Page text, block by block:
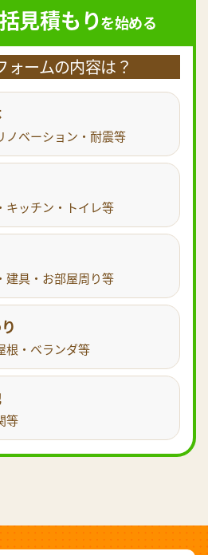
見積もりを始める
ォームの内容は？
ノベーション・耐震等
キッチン・トイレ等
建具・お部屋周り等
根・ベランダ等
等